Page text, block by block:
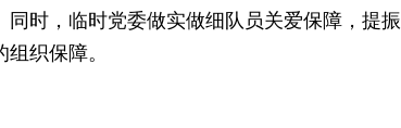
时，临时党委做实做细队员关爱保障，提振
织保障。